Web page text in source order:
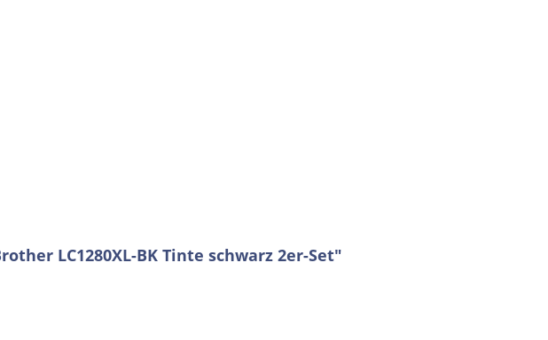
LC1280XL-BK Tinte schwarz 2er-Set"